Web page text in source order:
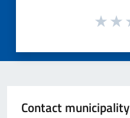
Contact municipality